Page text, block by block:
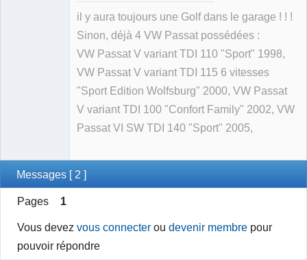
il y aura toujours une Golf dans le garage ! ! !
Sinon, déjà 4 VW Passat possédées :
VW Passat V variant TDI 110 "Sport" 1998,
VW Passat V variant TDI 115 6 vitesses
"Sport Edition Wolfsburg" 2000, VW Passat
V variant TDI 100 "Confort Family" 2002, VW
Passat VI SW TDI 140 "Sport" 2005,
Messages [ 2 ]
Pages 1
Vous devezvous connecter oudevenir membre pour
pouvoir répondre